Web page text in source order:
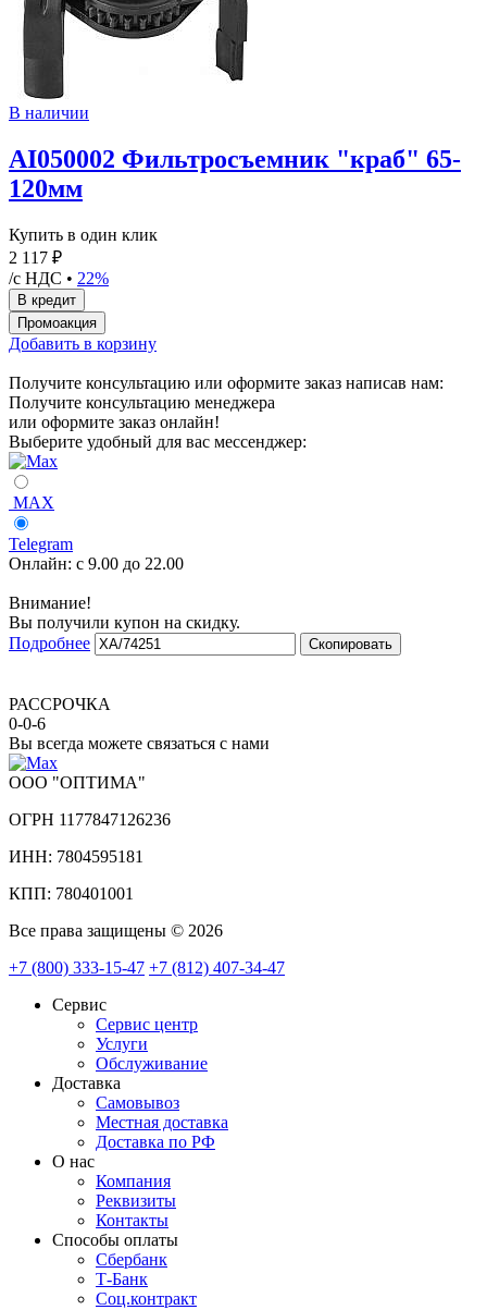
В наличии
AI050002 Фильтросъемник "краб" 65-
120мм
Купить в один клик
2 117 ₽
/с НДС • 22%
Добавить в корзину
Получите консультацию или оформите заказ написав нам:
Получите консультацию менеджера
или оформите заказ онлайн!
Выберите удобный для вас мессенджер:
MAX
Telegram
Онлайн: с 9.00 до 22.00
Внимание!
Вы получили купон на скидку.
Подробнее
Скопировать
РАССРОЧКА
0-0-6
Вы всегда можете связаться с нами
ООО "ОПТИМА"
ОГРН 1177847126236
ИНН: 7804595181
КПП: 780401001
Все права защищены © 2026
+7 (800) 333-15-47 +7 (812) 407-34-47
Сервис
Сервис центр
Услуги
Обслуживание
Доставка
Самовывоз
Местная доставка
Доставка по РФ
О нас
Компания
Реквизиты
Контакты
Cпособы оплаты
Сбербанк
Т-Банк
Соц.контракт